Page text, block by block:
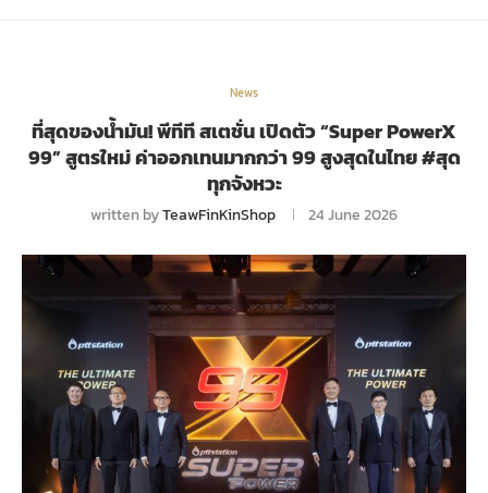
News
ที่สุดของน้ำมัน! พีทีที สเตชั่น เปิดตัว “Super PowerX
99” สูตรใหม่ ค่าออกเทนมากกว่า 99 สูงสุดในไทย #สุด
ทุกจังหวะ
written byTeawFinKinShop 24 June 2026